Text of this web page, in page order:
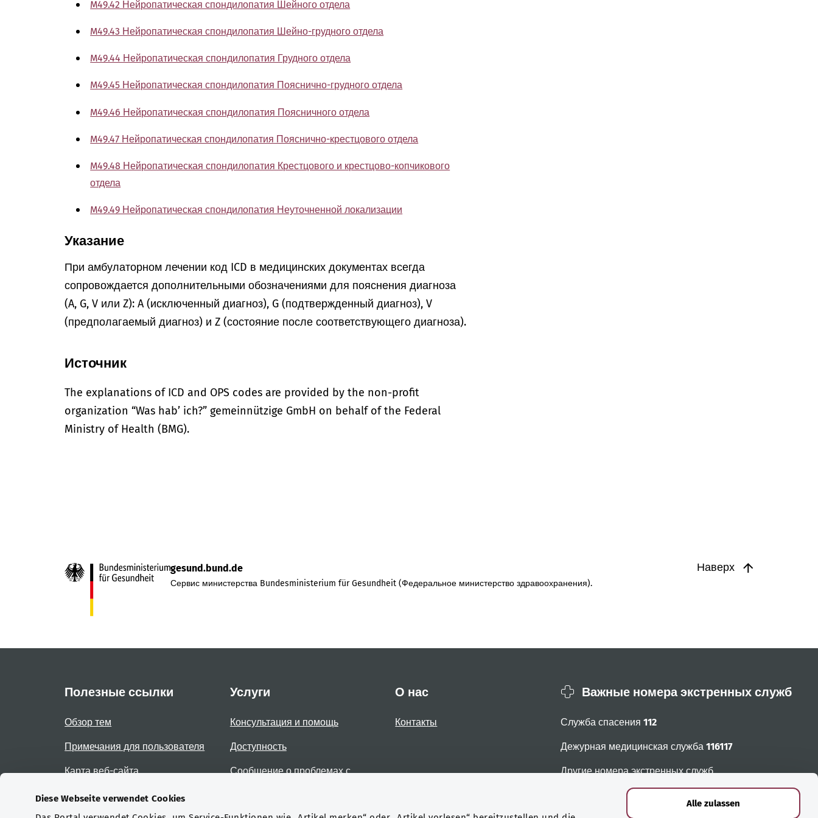
Diese Webseite verwendet Cookies
Alle zulassen
M49.42 Нейропатическая спондилопатия Шейного отдела
M49.43 Нейропатическая спондилопатия Шейно-грудного отдела
M49.44 Нейропатическая спондилопатия Грудного отдела
M49.45 Нейропатическая спондилопатия Пояснично-грудного отдела
M49.46 Нейропатическая спондилопатия Поясничного отдела
M49.47 Нейропатическая спондилопатия Пояснично-крестцового отдела
M49.48 Нейропатическая спондилопатия Крестцового и крестцово-копчикового
отдела
M49.49 Нейропатическая спондилопатия Неуточненной локализации
Указание
При амбулаторном лечении код ICD в медицинских документах всегда
сопровождается дополнительными обозначениями для пояснения диагноза
(A, G, V или Z): A (исключенный диагноз), G (подтвержденный диагноз), V
(предполагаемый диагноз) и Z (состояние после соответствующего диагноза).
Источник
The explanations of ICD and OPS codes are provided by the non-profit
organization “Was hab’ ich?” gemeinnützige GmbH on behalf of the Federal
Ministry of Health (BMG).
Наверх
gesund.bund.de
Сервис министерства Bundesministerium für Gesundheit (Федеральное министерство здравоохранения).
Полезные ссылки
Обзор тем
Примечания для пользователя
Карта веб-сайта
Услуги
Консультация и помощь
Доступность
Сообщение о проблемах с
О нас
Контакты
Важные номера экстренных служб
Служба спасения 112
Дежурная медицинская служба 116117
Другие номера экстренных служб